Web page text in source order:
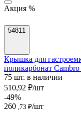
Акция %
54811
Крышка для
поликарбонат
75 шт. в наличии
510,92 ₽/шт
-49%
260 ,73 ₽/шт